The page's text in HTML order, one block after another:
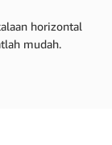
horizontal
mudah.